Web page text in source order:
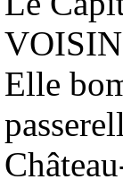
VOISIN
Elle